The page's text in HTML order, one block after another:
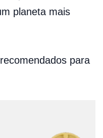
planeta mais
para